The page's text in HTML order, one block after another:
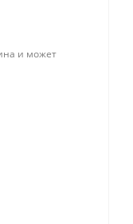
и может